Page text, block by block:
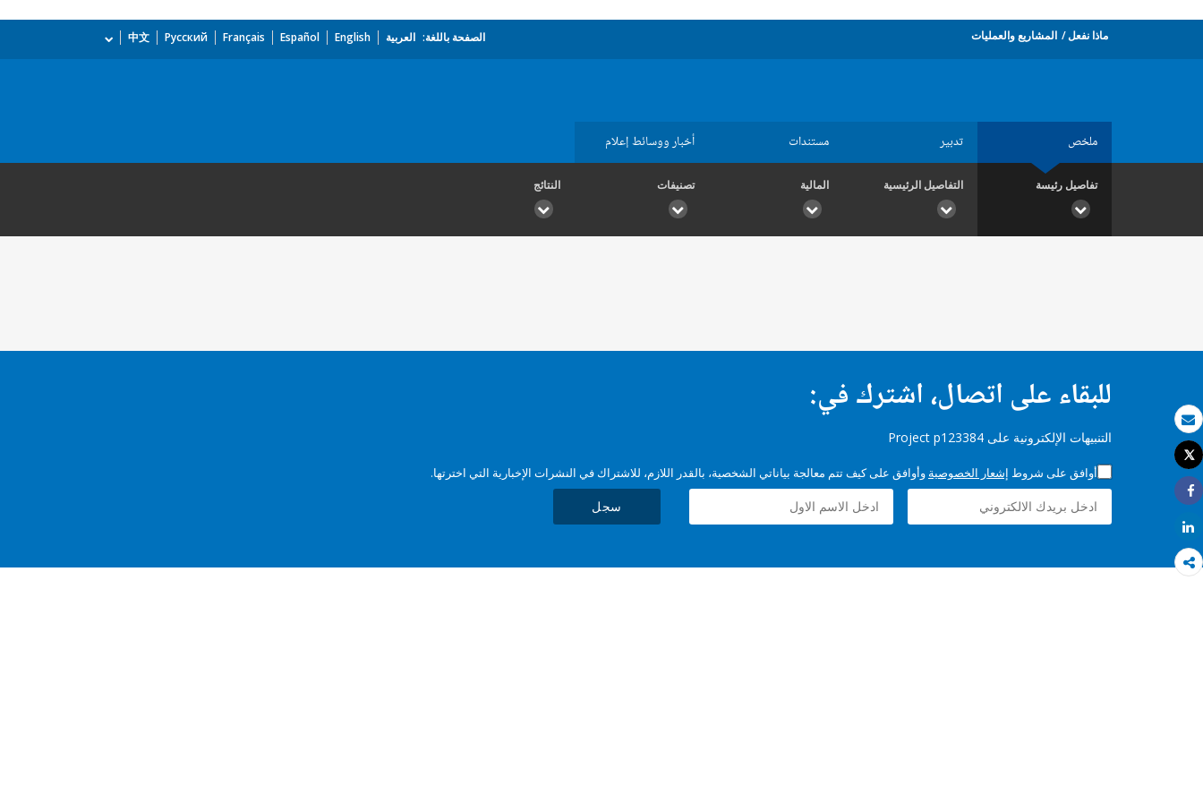
بريد الكتروني
طباعة
Tweet
Share
Share
ماذا نفعل المشاريع والعمليات الصفحة باللغة: العربية English
Español
Français
Русский
中文
ملخص تدبير مستندات أخبار ووسائط إعلام
تفاصيل رئيسة التفاصيل الرئيسية المالية تصنيفات النتائج
للبقاء على اتصال، اشترك في:
التنبيهات الإلكترونية على Project p123384
أوافق على شروط إشعار الخصوصية وأوافق على كيف تتم معالجة بياناتي الشخصية، بالقدر اللازم، للاشتراك في النشرات الإخبارية التي اخترتها.
سجل